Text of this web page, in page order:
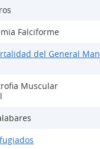
Falciforme
del General
Muscular